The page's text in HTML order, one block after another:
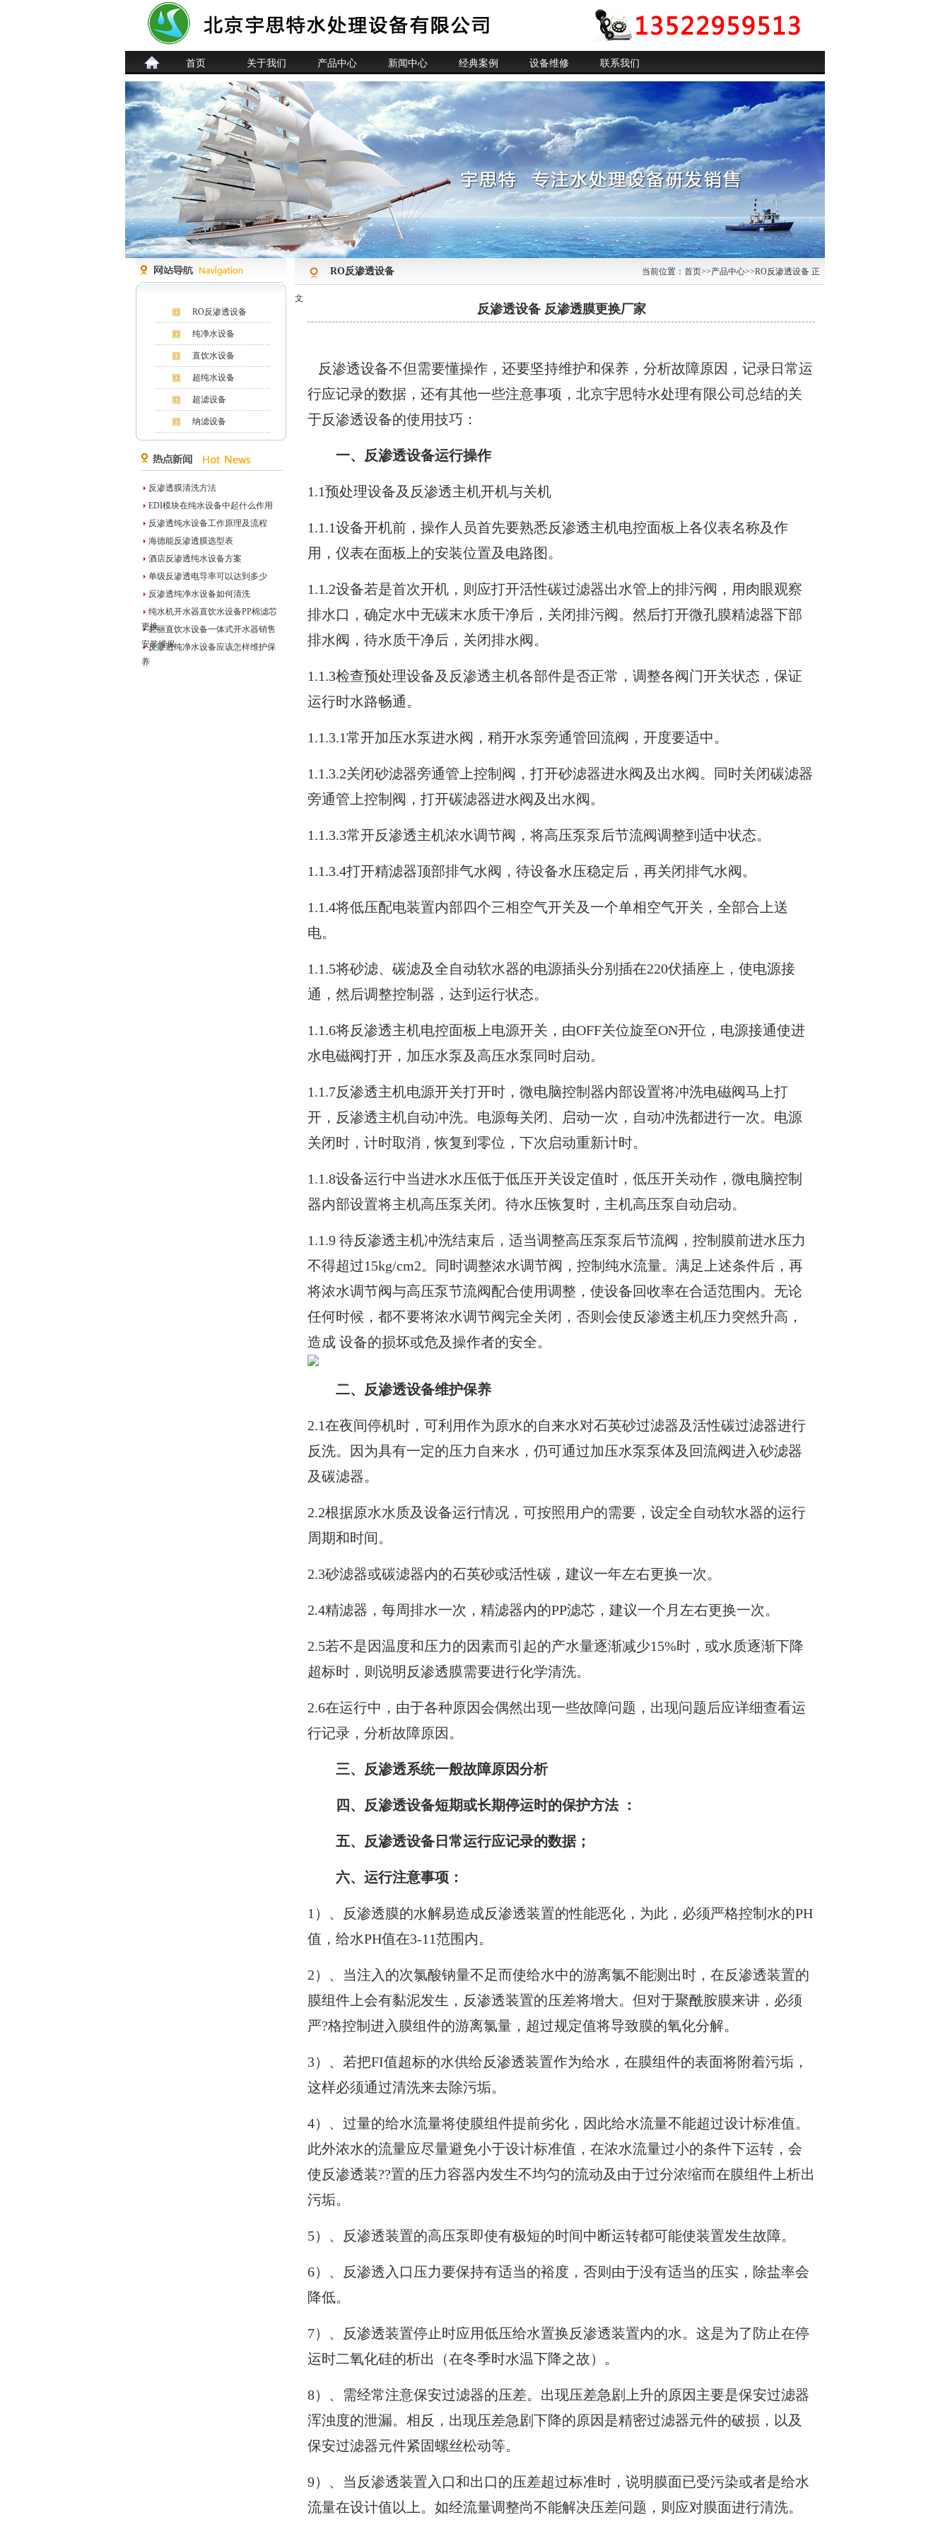
首页 关于我们 产品中心 新闻中心 经典案例 设备维修 联系我们
RO反渗透设备
纯净水设备
直饮水设备
超纯水设备
超滤设备
纳滤设备
反渗透膜清洗方法
EDI模块在纯水设备中起什么作用
反渗透纯水设备工作原理及流程
海德能反渗透膜选型表
酒店反渗透纯水设备方案
单级反渗透电导率可以达到多少
反渗透纯净水设备如何清洗
纯水机开水器直饮水设备PP棉滤芯
更换碧丽直饮水设备一体式开水器销售
安装维保
反渗透纯净水设备应该怎样维护保
养
RO反渗透设备 当前位置： 首页>>产品中心>>RO反渗透设备 正
文
反渗透设备 反渗透膜更换厂家
反渗透设备不但需要懂操作，还要坚持维护和保养，分析故障原因，记录日常运
行应记录的数据，还有其他一些注意事项，北京宇思特水处理有限公司总结的关
于反渗透设备的使用技巧：
一、反渗透设备运行操作
1.1预处理设备及反渗透主机开机与关机
1.1.1设备开机前，操作人员首先要熟悉反渗透主机电控面板上各仪表名称及作
用，仪表在面板上的安装位置及电路图。
1.1.2设备若是首次开机，则应打开活性碳过滤器出水管上的排污阀，用肉眼观察
排水口，确定水中无碳末水质干净后，关闭排污阀。然后打开微孔膜精滤器下部
排水阀，待水质干净后，关闭排水阀。
1.1.3检查预处理设备及反渗透主机各部件是否正常，调整各阀门开关状态，保证
运行时水路畅通。
1.1.3.1常开加压水泵进水阀，稍开水泵旁通管回流阀，开度要适中。
1.1.3.2关闭砂滤器旁通管上控制阀，打开砂滤器进水阀及出水阀。同时关闭碳滤器
旁通管上控制阀，打开碳滤器进水阀及出水阀。
1.1.3.3常开反渗透主机浓水调节阀，将高压泵泵后节流阀调整到适中状态。
1.1.3.4打开精滤器顶部排气水阀，待设备水压稳定后，再关闭排气水阀。
1.1.4将低压配电装置内部四个三相空气开关及一个单相空气开关，全部合上送
电。
1.1.5将砂滤、碳滤及全自动软水器的电源插头分别插在220伏插座上，使电源接
通，然后调整控制器，达到运行状态。
1.1.6将反渗透主机电控面板上电源开关，由OFF关位旋至ON开位，电源接通使进
水电磁阀打开，加压水泵及高压水泵同时启动。
1.1.7反渗透主机电源开关打开时，微电脑控制器内部设置将冲洗电磁阀马上打
开，反渗透主机自动冲洗。电源每关闭、启动一次，自动冲洗都进行一次。电源
关闭时，计时取消，恢复到零位，下次启动重新计时。
1.1.8设备运行中当进水水压低于低压开关设定值时，低压开关动作，微电脑控制
器内部设置将主机高压泵关闭。待水压恢复时，主机高压泵自动启动。
1.1.9 待反渗透主机冲洗结束后，适当调整高压泵泵后节流阀，控制膜前进水压力
不得超过15kg/cm2。同时调整浓水调节阀，控制纯水流量。满足上述条件后，再
将浓水调节阀与高压泵节流阀配合使用调整，使设备回收率在合适范围内。无论
任何时候，都不要将浓水调节阀完全关闭，否则会使反渗透主机压力突然升高，
造成 设备的损坏或危及操作者的安全。
二、反渗透设备维护保养
2.1在夜间停机时，可利用作为原水的自来水对石英砂过滤器及活性碳过滤器进行
反洗。因为具有一定的压力自来水，仍可通过加压水泵泵体及回流阀进入砂滤器
及碳滤器。
2.2根据原水水质及设备运行情况，可按照用户的需要，设定全自动软水器的运行
周期和时间。
2.3砂滤器或碳滤器内的石英砂或活性碳，建议一年左右更换一次。
2.4精滤器，每周排水一次，精滤器内的PP滤芯，建议一个月左右更换一次。
2.5若不是因温度和压力的因素而引起的产水量逐渐减少15%时，或水质逐渐下降
超标时，则说明反渗透膜需要进行化学清洗。
2.6在运行中，由于各种原因会偶然出现一些故障问题，出现问题后应详细查看运
行记录，分析故障原因。
三、反渗透系统一般故障原因分析
四、反渗透设备短期或长期停运时的保护方法 ：
五、反渗透设备日常运行应记录的数据；
六、运行注意事项：
1）、反渗透膜的水解易造成反渗透装置的性能恶化，为此，必须严格控制水的PH
值，给水PH值在3-11范围内。
2）、当注入的次氯酸钠量不足而使给水中的游离氯不能测出时，在反渗透装置的
膜组件上会有黏泥发生，反渗透装置的压差将增大。但对于聚酰胺膜来讲，必须
严?格控制进入膜组件的游离氯量，超过规定值将导致膜的氧化分解。
3）、若把FI值超标的水供给反渗透装置作为给水，在膜组件的表面将附着污垢，
这样必须通过清洗来去除污垢。
4）、过量的给水流量将使膜组件提前劣化，因此给水流量不能超过设计标准值。
此外浓水的流量应尽量避免小于设计标准值，在浓水流量过小的条件下运转，会
使反渗透装??置的压力容器内发生不均匀的流动及由于过分浓缩而在膜组件上析出
污垢。
5）、反渗透装置的高压泵即使有极短的时间中断运转都可能使装置发生故障。
6）、反渗透入口压力要保持有适当的裕度，否则由于没有适当的压实，除盐率会
降低。
7）、反渗透装置停止时应用低压给水置换反渗透装置内的水。这是为了防止在停
运时二氧化硅的析出（在冬季时水温下降之故）。
8）、需经常注意保安过滤器的压差。出现压差急剧上升的原因主要是保安过滤器
浑浊度的泄漏。相反，出现压差急剧下降的原因是精密过滤器元件的破损，以及
保安过滤器元件紧固螺丝松动等。
9）、当反渗透装置入口和出口的压差超过标准时，说明膜面已受污染或者是给水
流量在设计值以上。如经流量调整尚不能解决压差问题，则应对膜面进行清洗。